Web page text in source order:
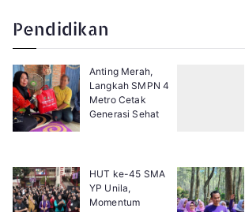
:Pendidikan
Anting Merah,
Langkah SMPN 4
Metro Cetak
Generasi Sehat
HUT ke-45 SMA
YP Unila,
Momentum